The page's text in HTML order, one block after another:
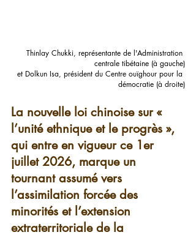
Thinlay Chukki, représentante de l'Administration
centrale tibétaine (à gauche)
démocratie (à droite)
La nouvelle loi chinoise sur «
l’unité ethnique et le progrès »,
qui entre en vigueur ce 1er
juillet 2026, marque un
tournant assumé vers
l’assimilation forcée des
minorités et l’extension
extraterritoriale de la